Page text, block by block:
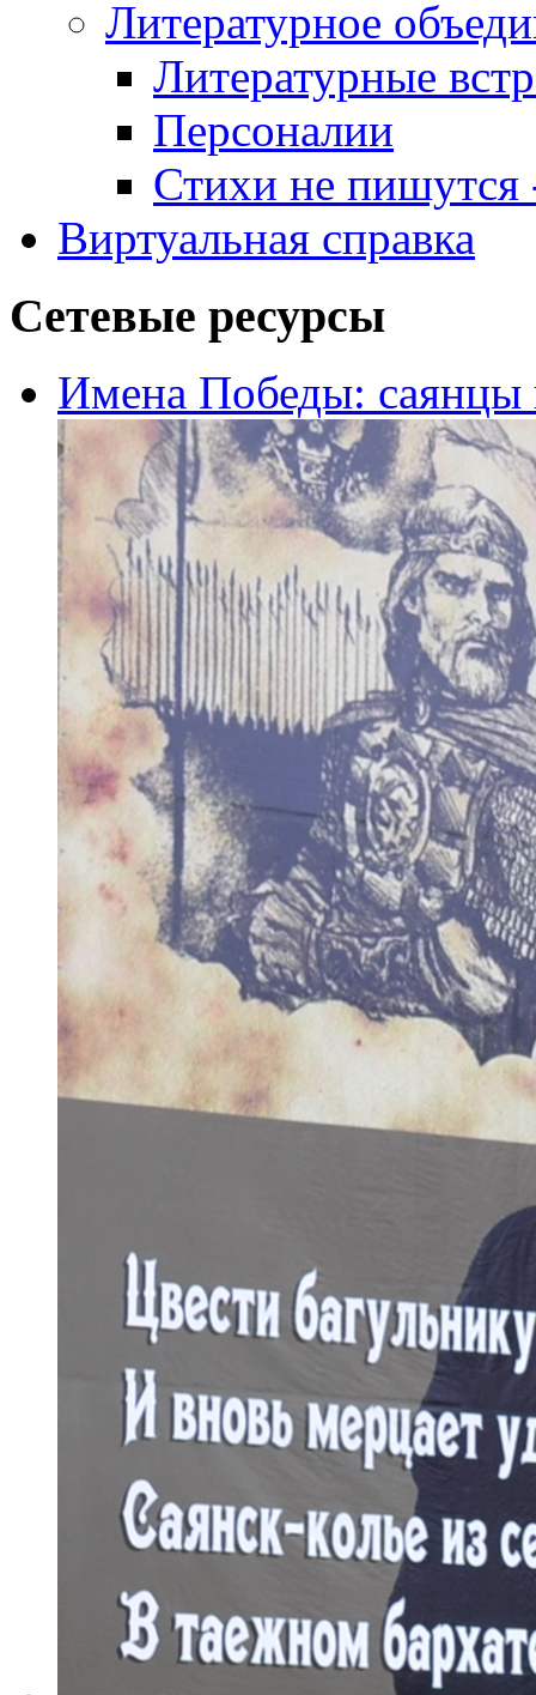
Литературное
Литературные
Персоналии
Стихи не пишутся
Виртуальная справка
Сетевые ресурсы
Имена Победы: саянцы